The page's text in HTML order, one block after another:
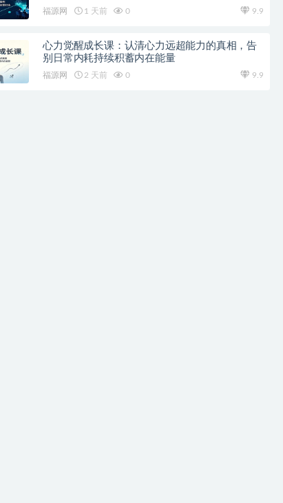
福源网 1 天前 0 9.9
心力觉醒成长课：认清心力远超能力的真相，告
别日常内耗持续积蓄内在能量
福源网 2 天前 0 9.9